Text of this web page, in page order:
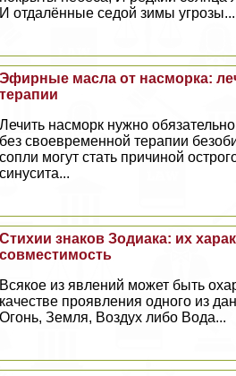
И отдалённые седой зимы угрозы...
Эфирные масла от насморка:
терапии
Лечить насморк нужно
без своевременной терапии
сопли могут стать причиной
синусита...
Стихии знаков Зодиака: их
совместимость
Всякое из явлений может быть
качестве проявления одного из
Огонь, Земля, Воздух либо Вода...